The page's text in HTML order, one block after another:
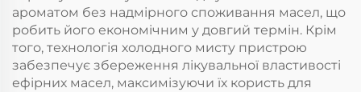
ароматом без надмірного споживання масел, що
робить його економічним у довгий термін. Крім
того, технологія холодного мисту пристрою
забезпечує збереження лікувальної властивості
ефірних масел, максимізуючи їх користь для